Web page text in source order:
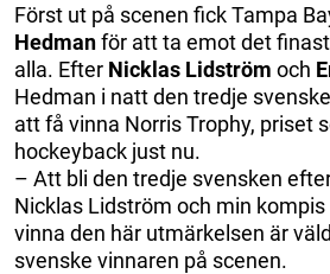
Först ut på scenen fick Tampa
Hedmanför att ta emot det
alla. Efter Nicklas Lidström och
Hedman i natt den tredje
att få vinna Norris Trophy, priset
hockeyback just nu.
– Att bli den tredje svensken
Nicklas Lidström och min
vinna den här utmärkelsen är
svenske vinnaren på scenen.